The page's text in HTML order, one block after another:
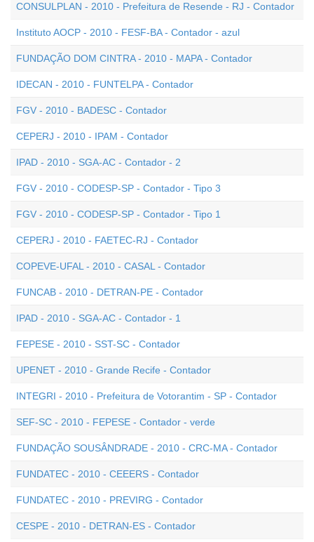
CONSULPLAN - 2010 - Prefeitura de Resende - RJ - Contador
Instituto AOCP - 2010 - FESF-BA - Contador - azul
FUNDAÇÃO DOM CINTRA - 2010 - MAPA - Contador
IDECAN - 2010 - FUNTELPA - Contador
FGV - 2010 - BADESC - Contador
CEPERJ - 2010 - IPAM - Contador
IPAD - 2010 - SGA-AC - Contador - 2
FGV - 2010 - CODESP-SP - Contador - Tipo 3
FGV - 2010 - CODESP-SP - Contador - Tipo 1
CEPERJ - 2010 - FAETEC-RJ - Contador
COPEVE-UFAL - 2010 - CASAL - Contador
FUNCAB - 2010 - DETRAN-PE - Contador
IPAD - 2010 - SGA-AC - Contador - 1
FEPESE - 2010 - SST-SC - Contador
UPENET - 2010 - Grande Recife - Contador
INTEGRI - 2010 - Prefeitura de Votorantim - SP - Contador
SEF-SC - 2010 - FEPESE - Contador - verde
FUNDAÇÃO SOUSÂNDRADE - 2010 - CRC-MA - Contador
FUNDATEC - 2010 - CEEERS - Contador
FUNDATEC - 2010 - PREVIRG - Contador
CESPE - 2010 - DETRAN-ES - Contador